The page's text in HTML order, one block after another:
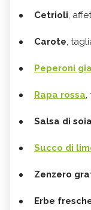
Cetrioli,
Carote,
Peperoni
Rapa rossa,
Salsa di soia
Succo di
Zenzero
Erbe